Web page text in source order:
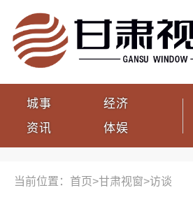
城事
资讯
经济
体娱
当前位置：首页>甘肃视窗>访谈